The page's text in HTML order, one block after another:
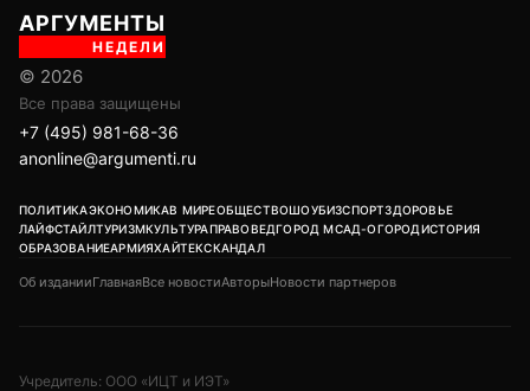
АРГУМЕНТЫ
НЕДЕЛИ
© 2026
Все права защищены
+7 (495) 981-68-36
anonline@argumenti.ru
ПОЛИТИКАЭКОНОМИКАВ МИРЕОБЩЕСТВОШОУБИЗСПОРТЗДОРОВЬЕ
ЛАЙФСТАЙЛТУРИЗМКУЛЬТУРАПРАВОВЕДГОРОД МСАД-ОГОРОДИСТОРИЯ
ОБРАЗОВАНИЕАРМИЯХАЙТЕКСКАНДАЛ
Об изданииГлавнаяВсе новостиАвторыНовости партнеров
Учредитель: ООО «ИЦТ и ИЭТ»